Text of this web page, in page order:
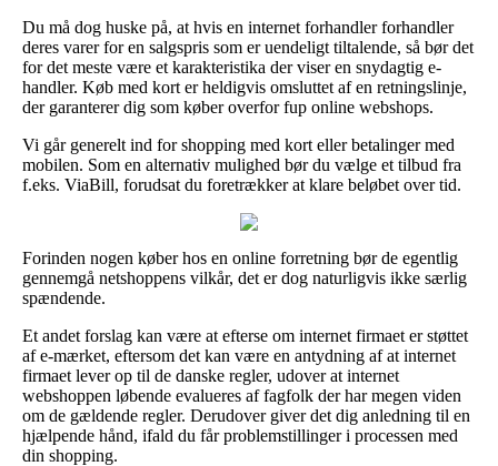
Du må dog huske på, at hvis en internet forhandler forhandler
deres varer for en salgspris som er uendeligt tiltalende, så bør det
for det meste være et karakteristika der viser en snydagtig e-
handler. Køb med kort er heldigvis omsluttet af en retningslinje,
der garanterer dig som køber overfor fup online webshops.
Vi går generelt ind for shopping med kort eller betalinger med
mobilen. Som en alternativ mulighed bør du vælge et tilbud fra
f.eks. ViaBill, forudsat du foretrækker at klare beløbet over tid.
Forinden nogen køber hos en online forretning bør de egentlig
gennemgå netshoppens vilkår, det er dog naturligvis ikke særlig
spændende.
Et andet forslag kan være at efterse om internet firmaet er støttet
af e-mærket, eftersom det kan være en antydning af at internet
firmaet lever op til de danske regler, udover at internet
webshoppen løbende evalueres af fagfolk der har megen viden
om de gældende regler. Derudover giver det dig anledning til en
hjælpende hånd, ifald du får problemstillinger i processen med
din shopping.